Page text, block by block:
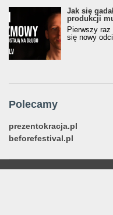
Jak się
produkcji
Pierwszy raz
się nowy
Polecamy
prezentokracja.pl
beforefestival.pl